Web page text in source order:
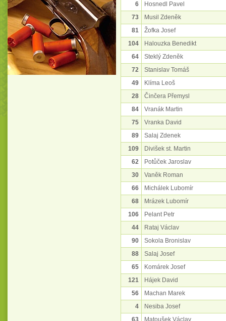
6
Hosnedl Pavel
73
Musil Zdeněk
81
Žofka Josef
104
Halouzka Benedikt
64
Steklý Zdeněk
72
Stanislav Tomáš
49
Klíma Leoš
28
Činčera Přemysl
84
Vranák Martin
75
Vranka David
89
Salaj Zdenek
109
Divišek st. Martin
62
Potůček Jaroslav
30
Vaněk Roman
66
Michálek Lubomír
68
Mrázek Lubomír
106
Pelant Petr
44
Rataj Václav
90
Sokola Bronislav
88
Salaj Josef
65
Komárek Josef
121
Hájek David
56
Machan Marek
4
Nesiba Josef
63
Matoušek Václav